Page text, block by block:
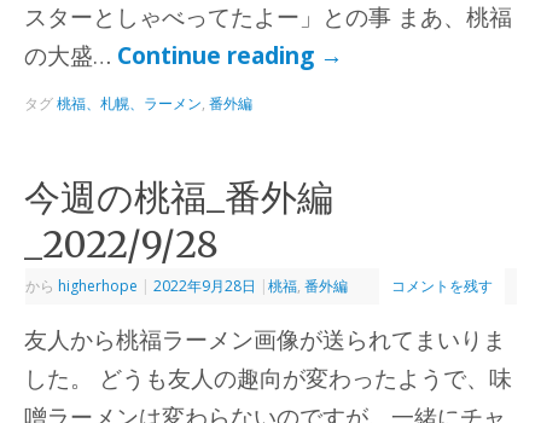
スターとしゃべってたよー」との事 まあ、桃福
の大盛… Continue reading →
タグ桃福、札幌、ラーメン,番外編
今週の桃福_番外編
_2022/9/28
から higherhope | 2022年9月28日 |桃福,番外編 コメントを残す
友人から桃福ラーメン画像が送られてまいりま
した。 どうも友人の趣向が変わったようで、味